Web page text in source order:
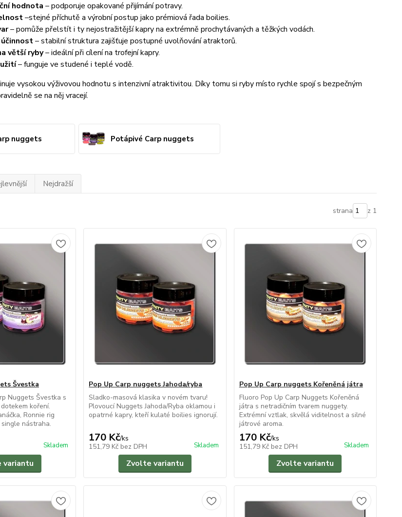
hodnota – podporuje opakované přijímání potravy.
–stejné příchutě a výrobní postup jako prémiová řada boilies.
– pomůže přelstít i ty nejostražitější kapry na extrémně prochytávaných a těžkých vodách.
– stabilní struktura zajišťuje postupné uvolňování atraktorů.
větší ryby– ideální při cílení na trofejní kapry.
– funguje ve studené i teplé vodě.
vysokou výživovou hodnotu s intenzivní atraktivitou. Díky tomu si ryby místo rychle spojí s bezpečným
se na něj vracejí.
nuggets Potápivé Carp nuggets
Nejdražší
strana z 1
Švestka
Nuggets Švestka s
koření.
Ronnie rig
nástraha.
Skladem
variantu
Pop Up Carp nuggets Jahoda/ryba
Sladko-masová klasika v novém tvaru!
Plovoucí Nuggets Jahoda/Ryba oklamou i
opatrné kapry, kteří kulaté boilies ignorují.
170 Kč/ks
151,79 Kč bez DPH Skladem
Zvolte variantu
Pop Up Carp nuggets Kořeněná játra
Fluoro Pop Up Carp Nuggets Kořeněná
játra s netradičním tvarem nuggety.
Extrémní vztlak, skvělá viditelnost a silné
játrové aroma.
170 Kč/ks
151,79 Kč bez DPH Skladem
Zvolte variantu